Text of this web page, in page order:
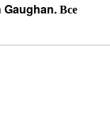
Gaughan. Все